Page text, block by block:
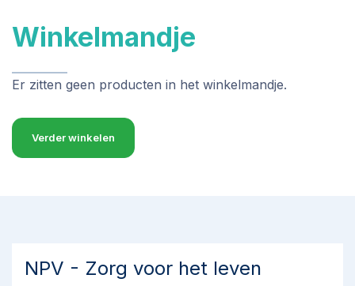
Winkelmandje
Er zitten geen producten in het winkelmandje.
Verder winkelen
NPV - Zorg voor het leven